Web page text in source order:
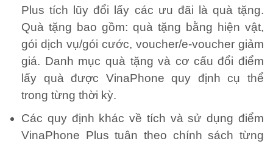
Plus tích lũy đổi lấy các ưu đãi là quà tặng.
Quà tặng bao gồm: quà tặng bằng hiện vật,
gói dịch vụ/gói cước, voucher/e-voucher giảm
giá. Danh mục quà tặng và cơ cấu đổi điểm
lấy quà được VinaPhone quy định cụ thể
trong từng thời kỳ.
Các quy định khác về tích và sử dụng điểm
VinaPhone Plus tuân theo chính sách từng